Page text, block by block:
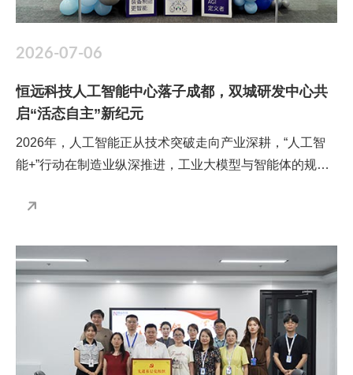
2026-07-06
恒远科技人工智能中心落子成都，双城研发中心共
启“活态自主”新纪元
2026年，人工智能正从技术突破走向产业深耕，“人工智
能+”行动在制造业纵深推进，工业大模型与智能体的规模
国汉诺威发布工业大模型引擎H4 OntoX，随后快速获得资
力、驱动自身发展，恒远科技正式在成都成立人工智能中
心，开启了一场从底层架构出发、重构工业智能的远征。